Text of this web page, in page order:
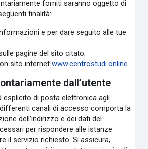
forniti saranno oggetto di
finalità:
e per dare seguito alle tue
pagine del sito citato;
sito internetwww.centrostudi.online
dall’utente
esplicito di posta elettronica agli
canali di accesso comporta la
dell’indirizzo e dei dati del
per rispondere alle istanze
il servizio richiesto. Si assicura,